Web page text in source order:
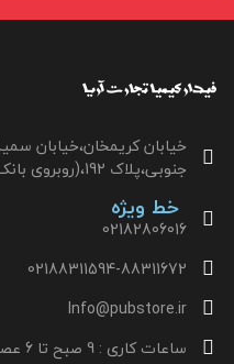
خیابان کریمخان،خیابان
جنوبی،پلاک 192،(روبروی بانک سپه)طبقه 3،واحد 14
خط ویژه
02182806016
02188311594-88311672
Info@pubstore.ir
ساعات کاری : 9 صبح تا 6 عصر